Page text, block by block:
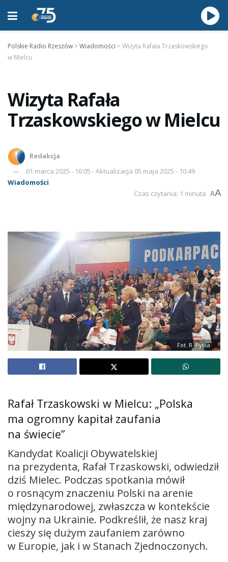
Polskie Radio Rzeszów >Wiadomości >Wizyta Rafała Trzaskowskiego
w Mielcu
Wizyta Rafała
Trzaskowskiego w Mielcu
Redakcja
01 marca 2025 - 16:05 - Aktualizacja 05 maja 2025 - 10:49
Wiadomości
Czas czytania: 1 minuta AA
Fot. R. Pytka
Rafał Trzaskowski w Mielcu: „Polska
ma ogromny kapitał zaufania
na świecie”
Kandydat Koalicji Obywatelskiej
na prezydenta, Rafał Trzaskowski, odwiedził
dziś Mielec. Podczas spotkania mówił
o rosnącym znaczeniu Polski na arenie
międzynarodowej, zwłaszcza w kontekście
wojny na Ukrainie. Podkreślił, że nasz kraj
cieszy się dużym zaufaniem zarówno
w Europie, jak i w Stanach Zjednoczonych.